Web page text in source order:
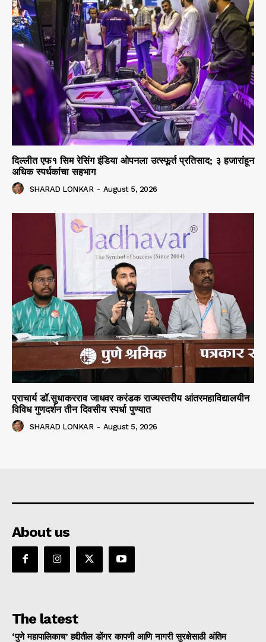
दिल्लीत एफ१ सिम रेसिंग इंडिया ओपनला उत्स्फूर्त प्रतिसाद; ३ हजारांहून
अधिक स्पर्धकांचा सहभाग
SHARAD LONKAR - August 5, 2026
प्राचार्य डॉ.सुधाकरराव जाधवर करंडक राज्यस्तरीय आंतरमहाविद्यालयीन
विविध गुणदर्शन तीन दिवसीय स्पर्धा पुण्यात
SHARAD LONKAR - August 5, 2026
About us
The latest
‘पुणे महापालिकाच’ हद्दीतील डोंगर कापणी आणि नागरी सुरक्षेसाठी अंतिम